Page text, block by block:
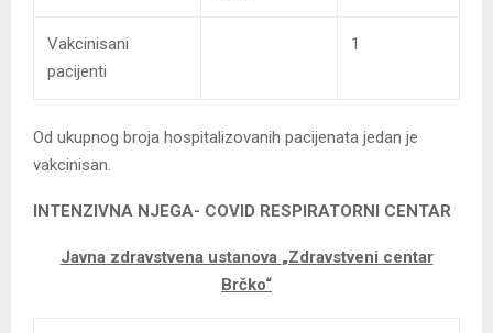
Vakcinisani
pacijenti
1
Od ukupnog broja hospitalizovanih pacijenata jedan je
vakcinisan.
INTENZIVNA NJEGA- COVID RESPIRATORNI CENTAR
Javna zdravstvena ustanova „Zdravstveni centar
Brčko“